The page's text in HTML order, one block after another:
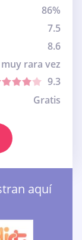
86%
7.5
8.6
muy rara vez
9.3
Gratis
aquí